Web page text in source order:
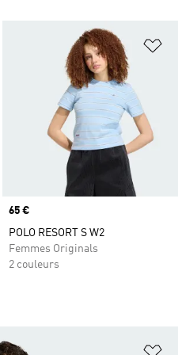
à la Liste de produits
Prix
65 €
POLO RESORT S W2
Femmes Originals
2 couleurs